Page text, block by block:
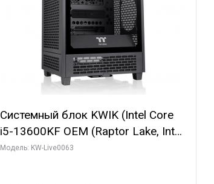
Системный блок KWIK (Intel Core
i5-13600KF OEM (Raptor Lake, Intel
7, C14 8EC/6PC/ 64 ГБ ОЗУ/ MSI
Модель: KW-Live0063